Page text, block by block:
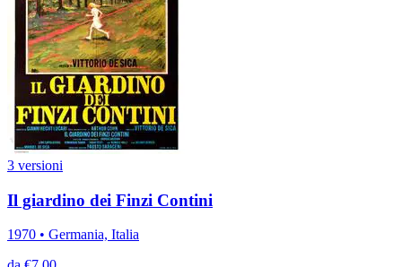
3 versioni
Il giardino dei Finzi Contini
1970 • Germania, Italia